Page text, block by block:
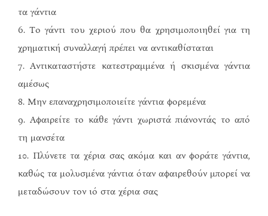
τα γάντια
6. Το γάντι του χεριού που θα χρησιμοποιηθεί για τη
χρηματική συναλλαγή πρέπει να αντικαθίσταται
7. Αντικαταστήστε κατεστραμμένα ή σκισμένα γάντια
αμέσως
8. Μην επαναχρησιμοποιείτε γάντια φορεμένα
9. Αφαιρείτε το κάθε γάντι χωριστά πιάνοντάς το από
τη μανσέτα
10. Πλύνετε τα χέρια σας ακόμα και αν φοράτε γάντια,
καθώς τα μολυσμένα γάντια όταν αφαιρεθούν μπορεί να
μεταδώσουν τον ιό στα χέρια σας